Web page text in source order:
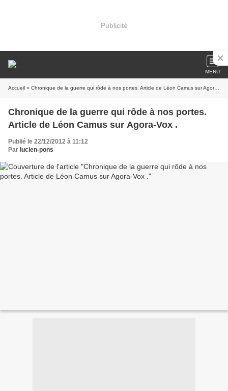
Publicité
MENU
Accueil » Chronique de la guerre qui rôde à nos portes. Article de Léon Camus sur Agora-Vox .
Chronique de la guerre qui rôde à nos portes.
Article de Léon Camus sur Agora-Vox .
Publié le 22/12/2012 à 11:12
Par lucien-pons